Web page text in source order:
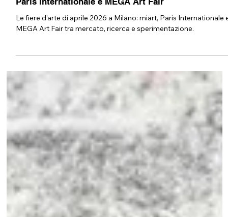
14 apr
Fiere d’arte a Milano, aprile 2026: guida a miart,
Paris Internationale e MEGA Art Fair
Le fiere d’arte di aprile 2026 a Milano: miart, Paris Internationale
MEGA Art Fair tra mercato, ricerca e sperimentazione.